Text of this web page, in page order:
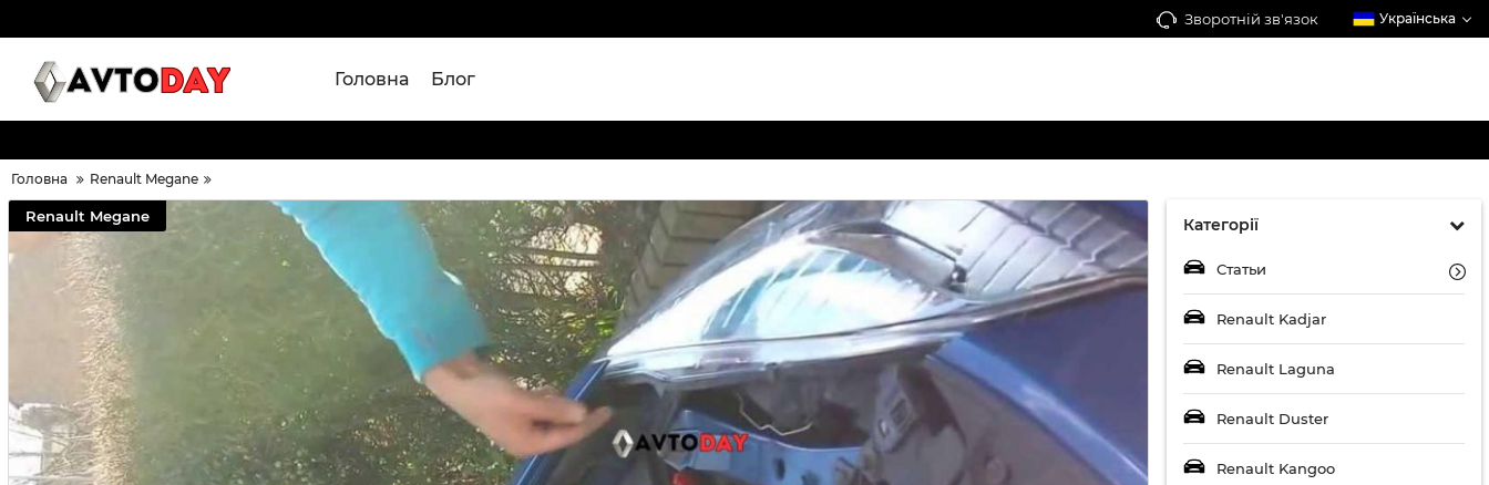
Зворотній зв'язок Українська
Головна Блог
Головна Renault Megane
Категорії
Статьи
Renault Kadjar
Renault Laguna
Renault Duster
Renault Kangoo
Renault Megane